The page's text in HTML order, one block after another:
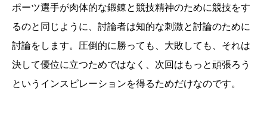
ポーツ選手が肉体的な鍛錬と競技精神のために競技をす
るのと同じように、討論者は知的な刺激と討論のために
討論をします。圧倒的に勝っても、大敗しても、それは
決して優位に立つためではなく、次回はもっと頑張ろう
というインスピレーションを得るためだけなのです。